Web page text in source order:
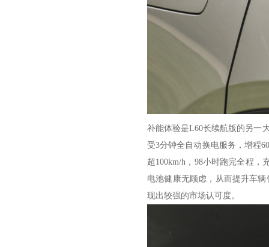
补能体验是L60长续航版的另一
受3分钟全自动换电服务，增程
超100km/h，98小时跑完全程
电池健康无顾虑，从而提升车
现出较强的市场认可度。